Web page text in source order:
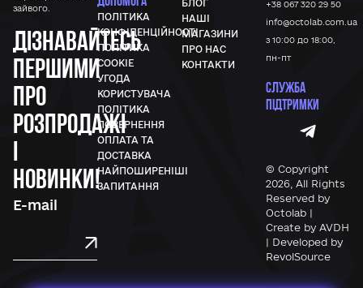
зайвого.
Дізнавайтесь
першими
про
розпродажі
і
новинки!
ПОЛІТИКА
КОНФІДЕНЦІЙНОСТІ
ПОЛІТИКА
COOKIE
УГОДА
КОРИСТУВАЧА
ПОЛІТИКА
ПОВЕРНЕННЯ
ОПЛАТА ТА
ДОСТАВКА
НАЙПОШИРЕНІШІ
ЗАПИТАННЯ
БЛОГ
НАШІ
МАГАЗИНИ
ПРО НАС
КОНТАКТИ
+38 067 320 29 50
info@octolab.com.ua
з 10:00 до 18:00,
пн-пт
СЛУЖБА
ПІДТРИМКИ
© Copyright
2026, All Rights
Reserved by
Octolab |
Create by AVDH
| Developed by
RevolSource